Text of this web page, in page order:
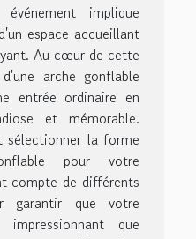
implique
espace accueillant
Au cœur de cette
arche gonflable
entrée ordinaire en
et mémorable.
sélectionner la forme
pour votre
compte de différents
garantir que votre
que